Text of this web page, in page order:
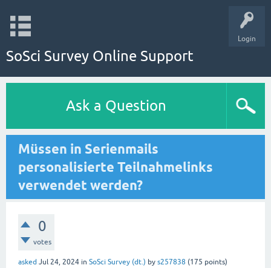
Login
SoSci Survey Online Support
Ask a Question
Müssen in Serienmails
personalisierte Teilnahmelinks
verwendet werden?
0
votes
asked Jul 24, 2024 in SoSci Survey (dt.) by s257838 (175 points)